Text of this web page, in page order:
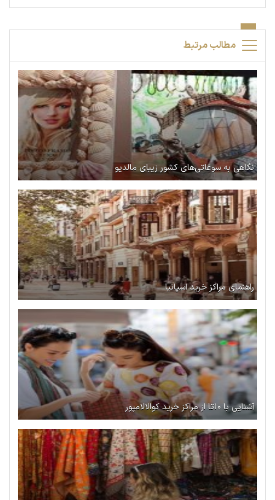
مطالب مرتبط
نگاهی به سوغاتی‌های کشور زیبای مالدیو
راهنمای مراکز خرید اسپانیا
آشنایی با ۱۰تا از مراکز خرید کوالالامپور